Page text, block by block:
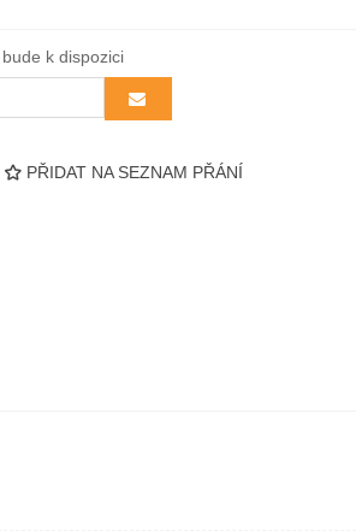
k dispozici
PŘIDAT NA SEZNAM PŘÁNÍ